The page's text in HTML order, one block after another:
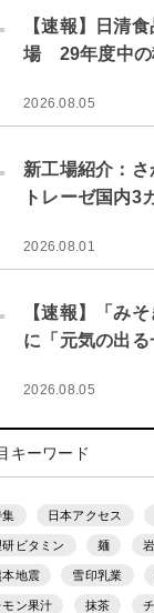
【速報】日清
場 29年度中の
2026.08.05
新工場紹介：
トレーゼ国内3
2026.08.01
【速報】「み
に「元気の出る
2026.08.05
キーワード
集 日本アクセス
研ビタミン 麺
本地震 雪印乳業
モン果汁 抹茶